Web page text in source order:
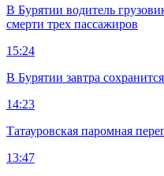
В Бурятии водитель
смерти трех пассажиров
15:24
В Бурятии завтра
14:23
Татауровская паромная
13:47